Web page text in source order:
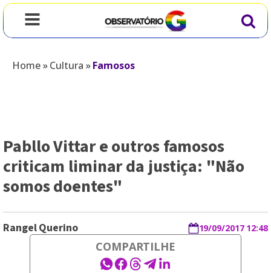
Home»Cultura »Famosos
Pabllo Vittar e outros famosos
criticam liminar da justiça: "Não
somos doentes"
Rangel Querino 19/09/2017 12:48
COMPARTILHE